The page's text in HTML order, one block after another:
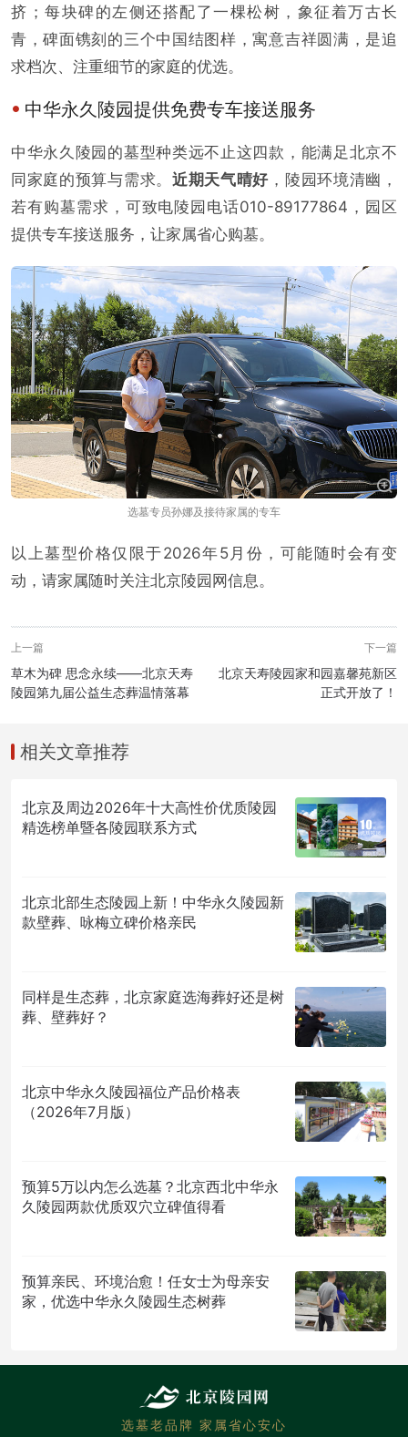
挤；每块碑的左侧还搭配了一棵松树，象征着万古长
青，碑面镌刻的三个中国结图样，寓意吉祥圆满，是追
求档次、注重细节的家庭的优选。
中华永久陵园提供免费专车接送服务
中华永久陵园的墓型种类远不止这四款，能满足北京不
同家庭的预算与需求。 近期天气晴好 ，陵园环境清幽，
若有购墓需求，可致电陵园电话010-89177864，园区
提供专车接送服务，让家属省心购墓。
选墓专员孙娜及接待家属的专车
以上墓型价格仅限于2026年5月份，可能随时会有变
动，请家属随时关注北京陵园网信息。
上一篇
草木为碑 思念永续——北京天寿
陵园第九届公益生态葬温情落幕
下一篇
北京天寿陵园家和园嘉馨苑新区
正式开放了！
相关文章推荐
北京及周边2026年十大高性价优质陵园
精选榜单暨各陵园联系方式
北京北部生态陵园上新！中华永久陵园新
款壁葬、咏梅立碑价格亲民
同样是生态葬，北京家庭选海葬好还是树
葬、壁葬好？
北京中华永久陵园福位产品价格表
（2026年7月版）
预算5万以内怎么选墓？北京西北中华永
久陵园两款优质双穴立碑值得看
预算亲民、环境治愈！任女士为母亲安
家，优选中华永久陵园生态树葬
选墓老品牌 家属省心安心